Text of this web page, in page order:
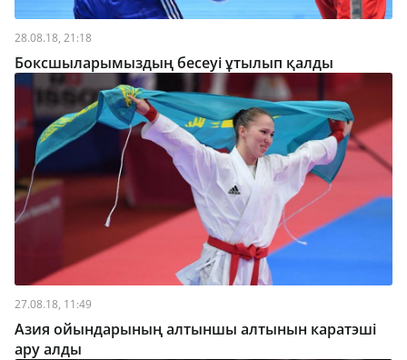
28.08.18, 21:18
Боксшыларымыздың бесеуі ұтылып қалды
27.08.18, 11:49
Азия ойындарының алтыншы алтынын каратэші
ару алды